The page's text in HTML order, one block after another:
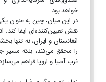
خواهد بود.
در این میان، چین به عنوان
نقش تعیین‌کننده‌ای ایفا
افغانستان و ایران، نه تنها
را محقق می‌کند، بلکه مسیر
غرب آسیا و اروپا فراهم